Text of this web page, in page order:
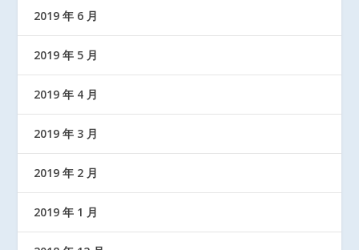
2019 年 6 月
2019 年 5 月
2019 年 4 月
2019 年 3 月
2019 年 2 月
2019 年 1 月